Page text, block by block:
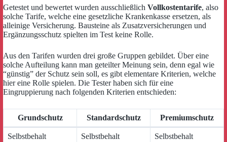
Getestet und bewertet wurden ausschließlich Vollkostentarife, also
solche Tarife, welche eine gesetzliche Krankenkasse ersetzen, als
alleinige Versicherung. Bausteine als Zusatzversicherungen und
Ergänzungsschutz spielten im Test keine Rolle.
Aus den Tarifen wurden drei große Gruppen gebildet. Über eine
solche Aufteilung kann man geteilter Meinung sein, denn egal wie
“günstig” der Schutz sein soll, es gibt elementare Kriterien, welche
hier eine Rolle spielen. Die Tester haben sich für eine
Eingruppierung nach folgenden Kriterien entschieden:
Grundschutz Standardschutz Premiumschutz
Selbstbehalt
Selbstbehalt
Selbstbehalt